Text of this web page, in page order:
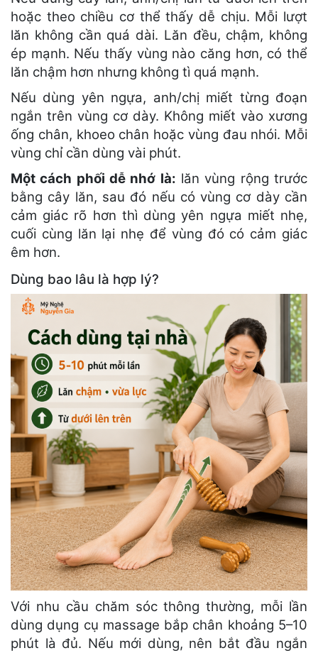
hoặc theo chiều cơ thể thấy dễ chịu. Mỗi lượt
lăn không cần quá dài. Lăn đều, chậm, không
ép mạnh. Nếu thấy vùng nào căng hơn, có thể
lăn chậm hơn nhưng không tì quá mạnh.
Nếu dùng yên ngựa, anh/chị miết từng đoạn
ngắn trên vùng cơ dày. Không miết vào xương
ống chân, khoeo chân hoặc vùng đau nhói. Mỗi
vùng chỉ cần dùng vài phút.
Một cách phối dễ nhớ là: lăn vùng rộng trước
bằng cây lăn, sau đó nếu có vùng cơ dày cần
cảm giác rõ hơn thì dùng yên ngựa miết nhẹ,
cuối cùng lăn lại nhẹ để vùng đó có cảm giác
êm hơn.
Dùng bao lâu là hợp lý?
Với nhu cầu chăm sóc thông thường, mỗi lần
dùng dụng cụ massage bắp chân khoảng 5–10
phút là đủ. Nếu mới dùng, nên bắt đầu ngắn